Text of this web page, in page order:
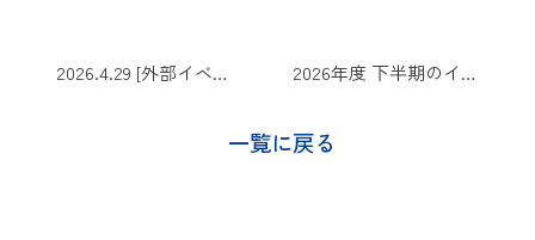
2026.4.29 [外部イベント] 大阪私立中学校フェア２０２６
一覧に戻る
2026年度 下半期のイベントリスト